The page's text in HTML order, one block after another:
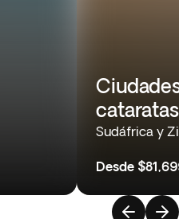
cataratas
Sudáfrica y
Desde